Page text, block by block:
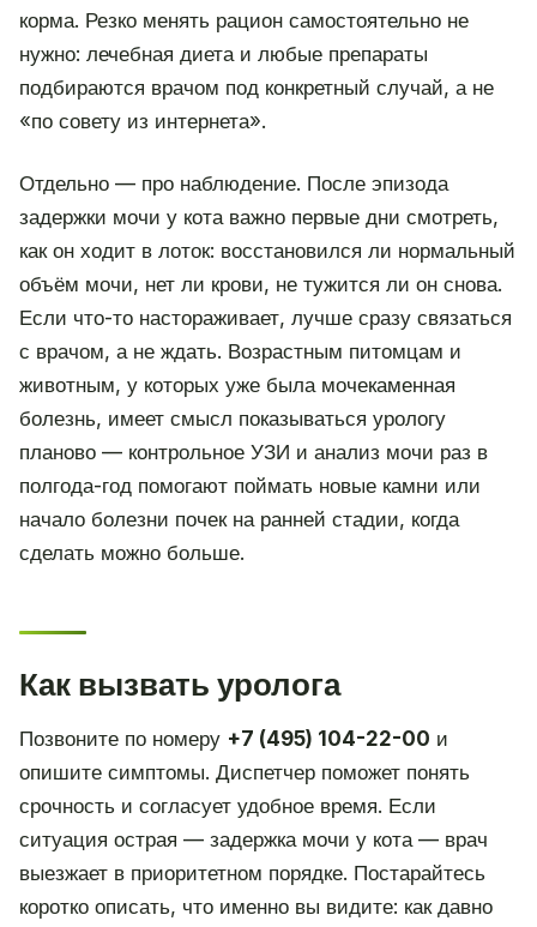
корма. Резко менять рацион самостоятельно не
нужно: лечебная диета и любые препараты
подбираются врачом под конкретный случай, а не
«по совету из интернета».
Отдельно — про наблюдение. После эпизода
задержки мочи у кота важно первые дни смотреть,
как он ходит в лоток: восстановился ли нормальный
объём мочи, нет ли крови, не тужится ли он снова.
Если что-то настораживает, лучше сразу связаться
с врачом, а не ждать. Возрастным питомцам и
животным, у которых уже была мочекаменная
болезнь, имеет смысл показываться урологу
планово — контрольное УЗИ и анализ мочи раз в
полгода-год помогают поймать новые камни или
начало болезни почек на ранней стадии, когда
сделать можно больше.
Как вызвать уролога
Позвоните по номеру +7 (495) 104-22-00 и
опишите симптомы. Диспетчер поможет понять
срочность и согласует удобное время. Если
ситуация острая — задержка мочи у кота — врач
выезжает в приоритетном порядке. Постарайтесь
коротко описать, что именно вы видите: как давно